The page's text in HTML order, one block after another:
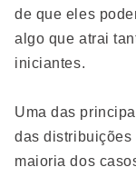
de que eles
algo que atrai
iniciantes.
Uma das
das distribuições
maioria dos